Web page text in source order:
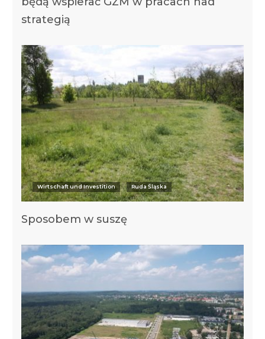
strategią
Wirtschaft und Investition Ruda Śląska
Sposobem w suszę